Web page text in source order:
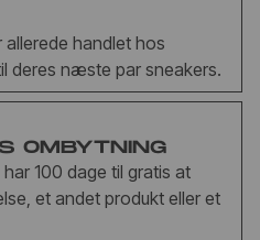
handlet hos
deres næste par sneakers.
OMBYTNING
100 dage til gratis at
et andet produkt eller et